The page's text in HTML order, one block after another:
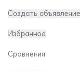
Создать объявление
Избранное
Сравнения